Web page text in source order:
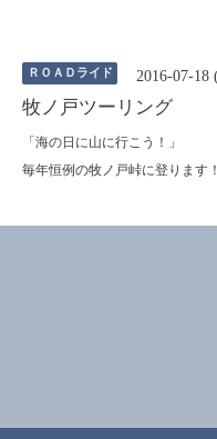
ＲＯＡＤライド 2016-07-18
牧ノ戸ツーリング
「海の日に山に行こう！」
毎年恒例の牧ノ戸峠に登ります